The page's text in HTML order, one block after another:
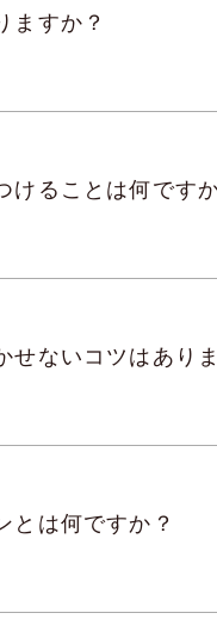
ますか？
けることは何です
せないコツはあり
とは何ですか？